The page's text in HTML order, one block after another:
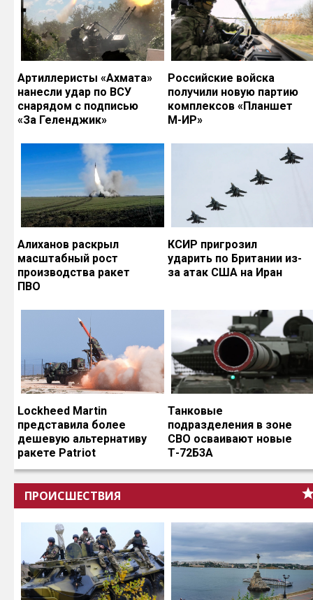
Артиллеристы «Ахмата»
нанесли удар по ВСУ
снарядом с подписью
«За Геленджик»
Российские войска
получили новую партию
комплексов «Планшет
М-ИР»
Алиханов раскрыл
масштабный рост
производства ракет
ПВО
КСИР пригрозил
ударить по Британии из-
за атак США на Иран
Lockheed Martin
представила более
дешевую альтернативу
ракете Patriot
Танковые
подразделения в зоне
СВО осваивают новые
Т-72Б3А
ПРОИСШЕСТВИЯ